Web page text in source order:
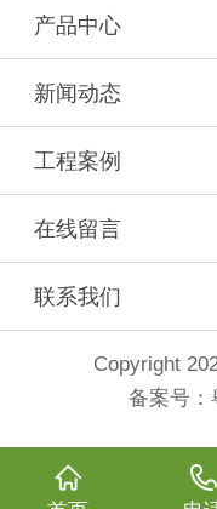
产品中心
新闻动态
工程案例
在线留言
联系我们
Copyright
备案号：